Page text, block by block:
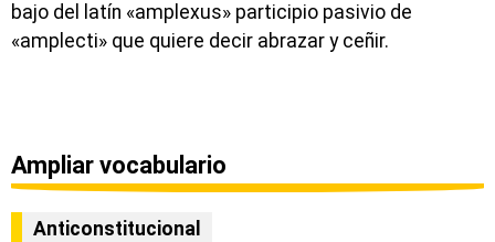
bajo del latín «amplexus» participio pasivio de
«amplecti» que quiere decir abrazar y ceñir.
Ampliar vocabulario
Anticonstitucional